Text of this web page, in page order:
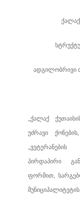
ადგილობრივი
„ქალაქ
უძრავიქონების
„ვეტერანების
პირდაპირი
ფორმით,
მუნიციპალიტეტის